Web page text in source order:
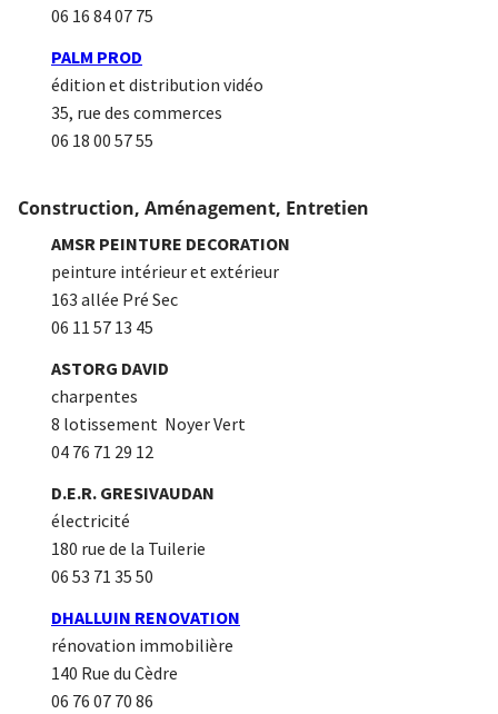
06 16 84 07 75
PALM PROD
édition et distribution vidéo
35, rue des commerces
06 18 00 57 55
Construction, Aménagement, Entretien
AMSR PEINTURE DECORATION
peinture intérieur et extérieur
163 allée Pré Sec
06 11 57 13 45
ASTORG DAVID
charpentes
8 lotissement Noyer Vert
04 76 71 29 12
D.E.R. GRESIVAUDAN
électricité
180 rue de la Tuilerie
06 53 71 35 50
DHALLUIN RENOVATION
rénovation immobilière
140 Rue du Cèdre
06 76 07 70 86